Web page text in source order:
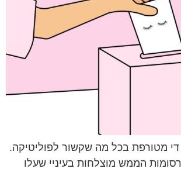
די מטורפת בכל מה שקשור לפוליטיקה.
הממש מוצלחות בעיניי שעלו